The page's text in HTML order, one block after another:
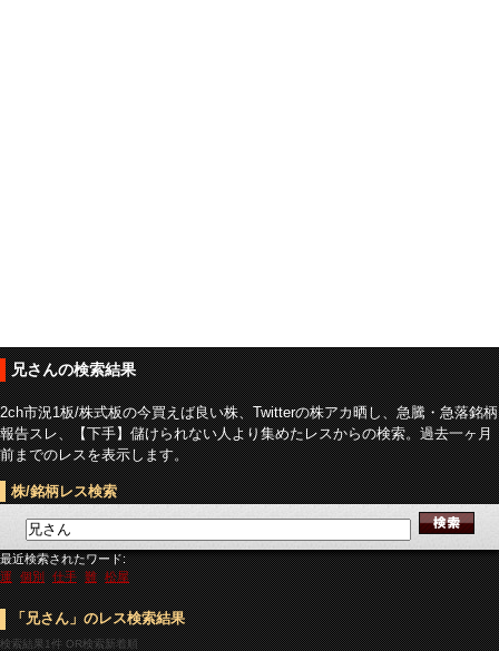
兄さんの検索結果
2ch市況1板/株式板の今買えば良い株、Twitterの株アカ晒し、急騰・急落銘柄
報告スレ、【下手】儲けられない人より集めたレスからの検索。過去一ヶ月
前までのレスを表示します。
株/銘柄レス検索
最近検索されたワード:
運 個別 仕手 難 松屋
「兄さん」のレス検索結果
検索結果1件 OR検索新着順